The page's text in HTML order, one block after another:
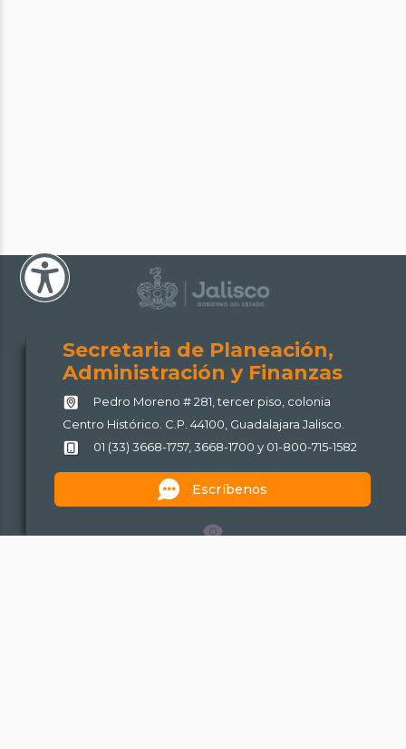
Secretaria de Planeación,
Administración y Finanzas
Pedro Moreno # 281, tercer piso, colonia
Centro Histórico. C.P. 44100, Guadalajara Jalisco.
01 (33) 3668-1757, 3668-1700 y 01-800-715-1582
Escríbenos